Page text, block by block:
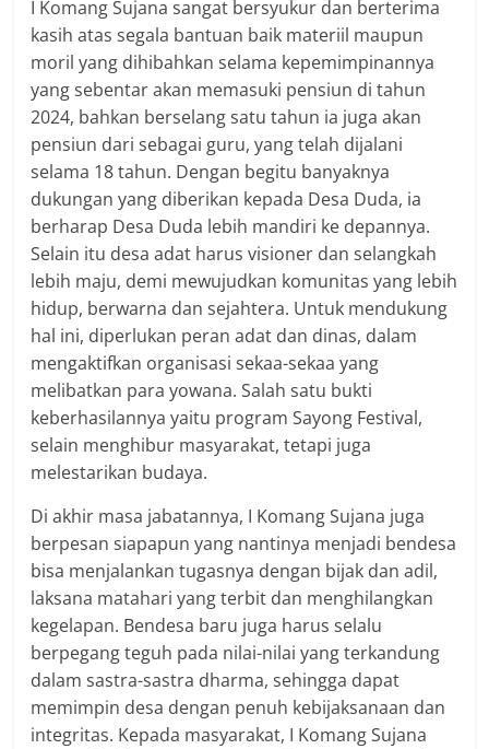
I Komang Sujana sangat bersyukur dan berterima
kasih atas segala bantuan baik materiil maupun
moril yang dihibahkan selama kepemimpinannya
yang sebentar akan memasuki pensiun di tahun
2024, bahkan berselang satu tahun ia juga akan
pensiun dari sebagai guru, yang telah dijalani
selama 18 tahun. Dengan begitu banyaknya
dukungan yang diberikan kepada Desa Duda, ia
berharap Desa Duda lebih mandiri ke depannya.
Selain itu desa adat harus visioner dan selangkah
lebih maju, demi mewujudkan komunitas yang lebih
hidup, berwarna dan sejahtera. Untuk mendukung
hal ini, diperlukan peran adat dan dinas, dalam
mengaktifkan organisasi sekaa-sekaa yang
melibatkan para yowana. Salah satu bukti
keberhasilannya yaitu program Sayong Festival,
selain menghibur masyarakat, tetapi juga
melestarikan budaya.
Di akhir masa jabatannya, I Komang Sujana juga
berpesan siapapun yang nantinya menjadi bendesa
bisa menjalankan tugasnya dengan bijak dan adil,
laksana matahari yang terbit dan menghilangkan
kegelapan. Bendesa baru juga harus selalu
berpegang teguh pada nilai-nilai yang terkandung
dalam sastra-sastra dharma, sehingga dapat
memimpin desa dengan penuh kebijaksanaan dan
integritas. Kepada masyarakat, I Komang Sujana